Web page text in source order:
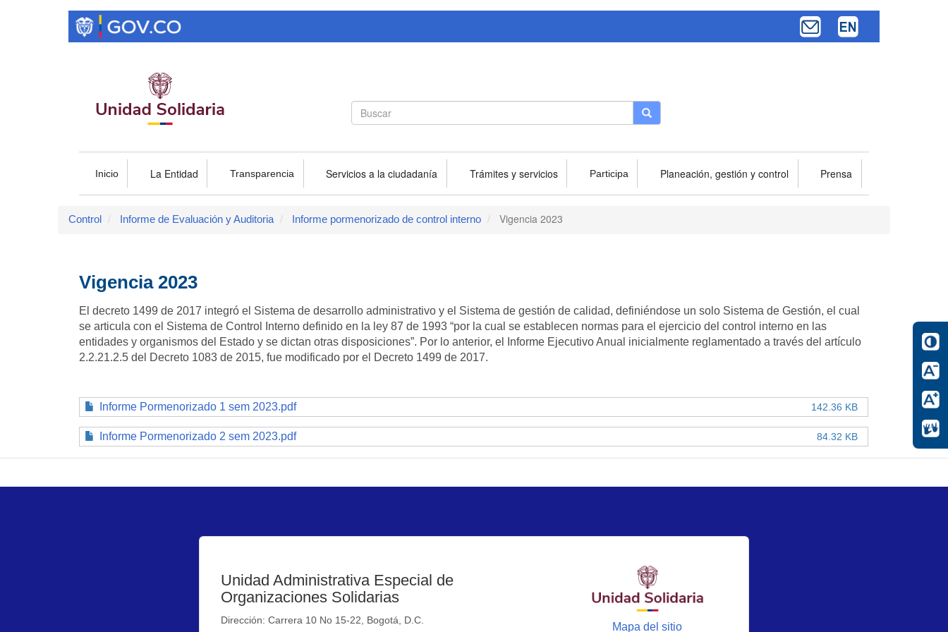
Search
form
Buscar Buscar
Inicio La Entidad Transparencia Servicios a la ciudadanía Trámites y servicios Participa Planeación, gestión y control Prensa
Control Informe de Evaluación y Auditoria Informe pormenorizado de control interno Vigencia 2023
Vigencia 2023
El decreto 1499 de 2017 integró el Sistema de desarrollo administrativo y el Sistema de gestión de calidad, definiéndose un solo Sistema de Gestión, el cual
se articula con el Sistema de Control Interno definido en la ley 87 de 1993 “por la cual se establecen normas para el ejercicio del control interno en las
entidades y organismos del Estado y se dictan otras disposiciones”. Por lo anterior, el Informe Ejecutivo Anual inicialmente reglamentado a través del artículo
2.2.21.2.5 del Decreto 1083 de 2015, fue modificado por el Decreto 1499 de 2017.
Informe Pormenorizado 1 sem 2023.pdf 142.36 KB
Informe Pormenorizado 2 sem 2023.pdf 84.32 KB
Unidad Administrativa Especial de
Organizaciones Solidarias
Dirección: Carrera 10 No 15-22, Bogotá, D.C.
Mapa del sitio